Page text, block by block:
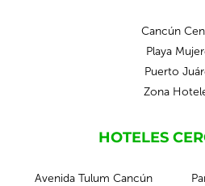
Cancún
Playa
Puerto
Zona
HOTELES
Avenida Tulum Cancún